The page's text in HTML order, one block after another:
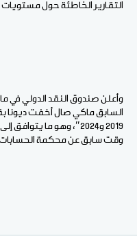
التقارير الخاطئة حول
وأعلن صندوق النقد الدولي في
2019 و2024″، وهو ما
وقت سابق عن محكمة الحسابات